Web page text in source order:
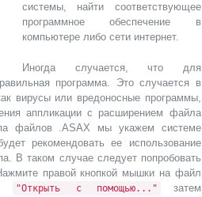
системы, найти соответствующее
программное обеспечение в
компьютере либо сети интернет.
Иногда случается, что для
программа. Это случается в
вирусы или вредоносные программы,
аппликации с расширением файла
файлов .ASAX мы укажем системе
рекомендовать ее использование
В таком случае следует попробовать
правой кнопкой мышки на файл
"Открыть с помощью..." затем